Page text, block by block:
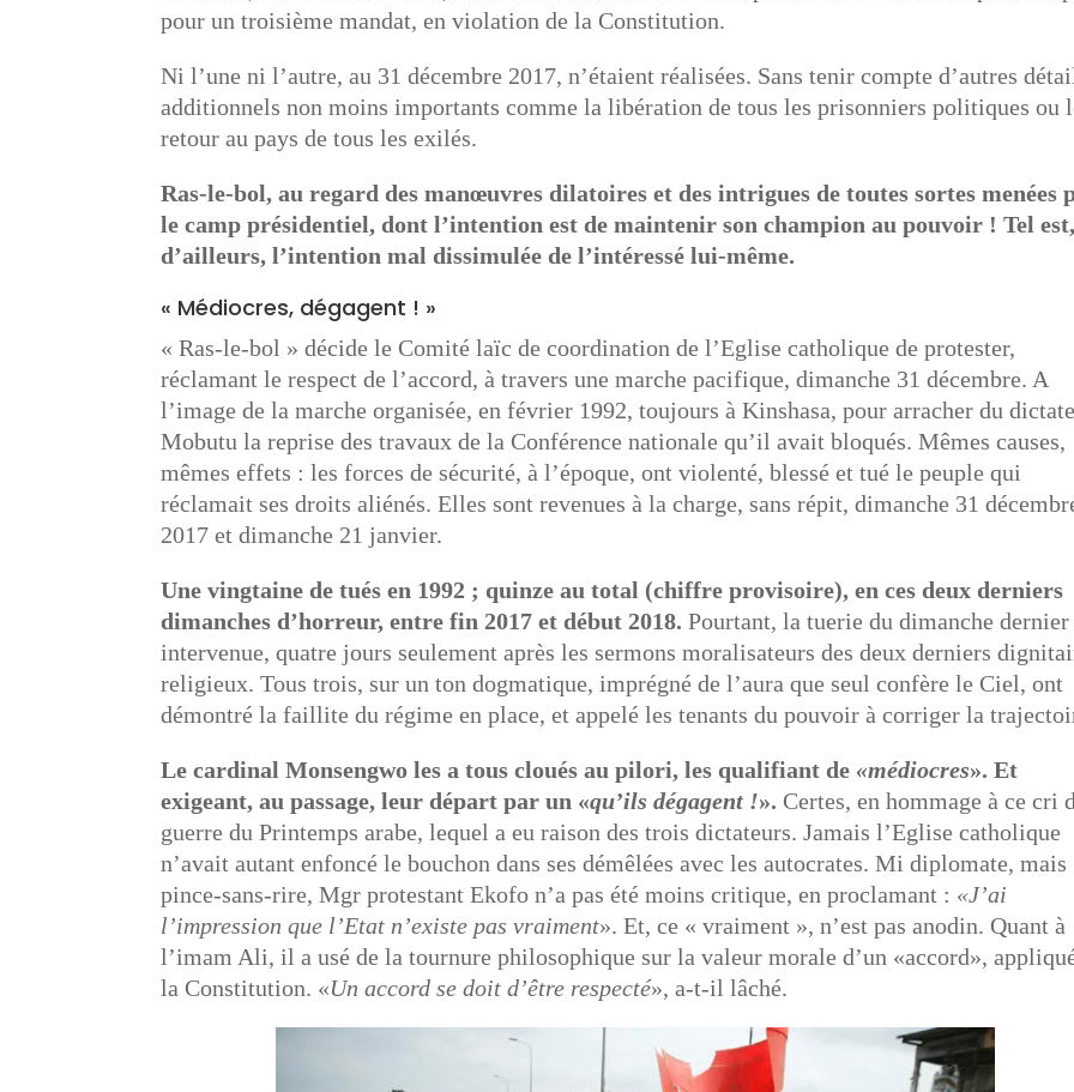
pour un troisième mandat, en violation de la Constitution.
Ni l’une ni l’autre, au 31 décembre 2017, n’étaient réalisées. Sans tenir compte d’autres
additionnels non moins importants comme la libération de tous les prisonniers politiques ou
retour au pays de tous les exilés.
Ras-le-bol, au regard des manœuvres dilatoires et des intrigues de toutes sortes menées
le camp présidentiel, dont l’intention est de maintenir son champion au pouvoir ! Tel
d’ailleurs, l’intention mal dissimulée de l’intéressé lui-même.
« Médiocres, dégagent ! »
« Ras-le-bol » décide le Comité laïc de coordination de l’Eglise catholique de protester,
réclamant le respect de l’accord, à travers une marche pacifique, dimanche 31 décembre. A
l’image de la marche organisée, en février 1992, toujours à Kinshasa, pour arracher du
Mobutu la reprise des travaux de la Conférence nationale qu’il avait bloqués. Mêmes causes,
mêmes effets : les forces de sécurité, à l’époque, ont violenté, blessé et tué le peuple qui
réclamait ses droits aliénés. Elles sont revenues à la charge, sans répit, dimanche 31
2017 et dimanche 21 janvier.
Une vingtaine de tués en 1992 ; quinze au total (chiffre provisoire), en ces deux derniers
dimanches d’horreur, entre fin 2017 et début 2018. Pourtant, la tuerie du dimanche dernier
intervenue, quatre jours seulement après les sermons moralisateurs des deux derniers
religieux. Tous trois, sur un ton dogmatique, imprégné de l’aura que seul confère le Ciel, ont
démontré la faillite du régime en place, et appelé les tenants du pouvoir à corriger la
Le cardinal Monsengwo les a tous cloués au pilori, les qualifiant de «médiocres». Et
exigeant, au passage, leur départ par un «qu’ils dégagent !». Certes, en hommage à ce cri
guerre du Printemps arabe, lequel a eu raison des trois dictateurs. Jamais l’Eglise catholique
n’avait autant enfoncé le bouchon dans ses démêlées avec les autocrates. Mi diplomate, mais
pince-sans-rire, Mgr protestant Ekofo n’a pas été moins critique, en proclamant : «J’ai
l’impression que l’Etat n’existe pas vraiment». Et, ce « vraiment », n’est pas anodin. Quant à
l’imam Ali, il a usé de la tournure philosophique sur la valeur morale d’un «accord»,
la Constitution. «Un accord se doit d’être respecté», a-t-il lâché.